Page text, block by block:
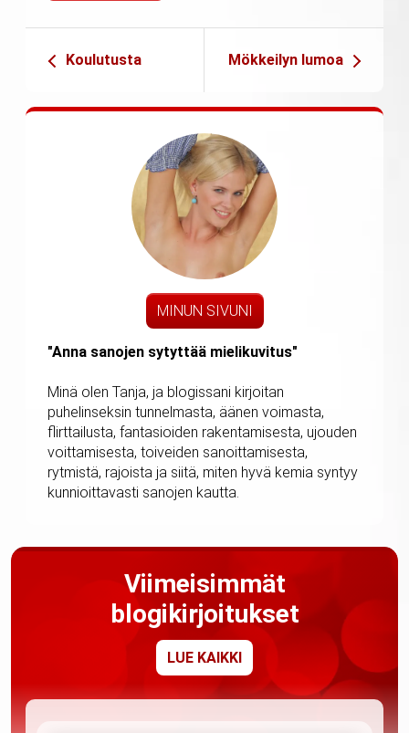
Koulutusta Mökkeilyn lumoa
MINUN SIVUNI
"Anna sanojen sytyttää mielikuvitus"
Minä olen Tanja, ja blogissani kirjoitan
puhelinseksin tunnelmasta, äänen voimasta,
flirttailusta, fantasioiden rakentamisesta, ujouden
voittamisesta, toiveiden sanoittamisesta,
rytmistä, rajoista ja siitä, miten hyvä kemia syntyy
kunnioittavasti sanojen kautta.
Viimeisimmät
blogikirjoitukset
LUE KAIKKI